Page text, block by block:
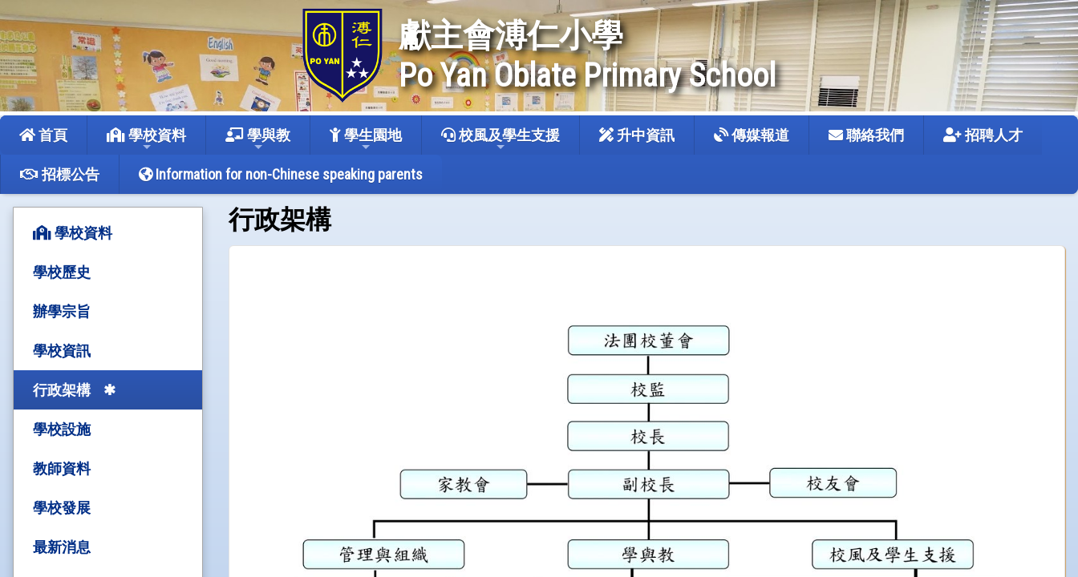
獻主會溥仁小學
Po Yan Oblate Primary School
首頁 學校資料 學與教 學生園地 校風及學生支援 升中資訊 傳媒報道 聯絡我們 招聘人才
招標公告 Information for non-Chinese speaking parents
學校資料
學校歷史
辦學宗旨
學校資訊
行政架構
學校設施
教師資料
學校發展
最新消息
行政架構